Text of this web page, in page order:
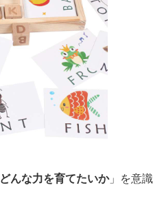
どんな力を育てたいか」を意識